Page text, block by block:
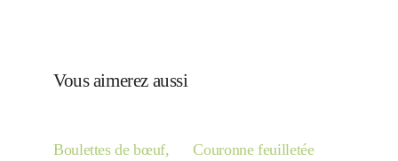
Vous aimerez aussi
Boulettes de bœuf,
Couronne feuilletée